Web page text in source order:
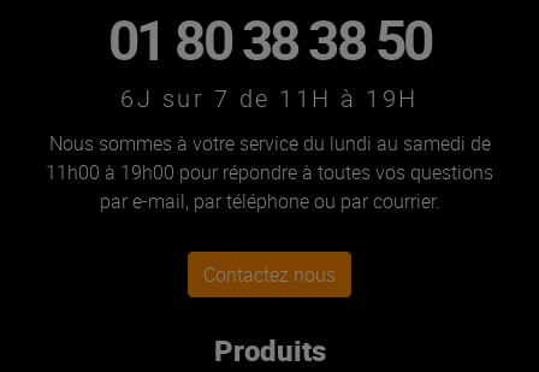
01 80 38 38 50
6J sur 7 de 11H à 19H
Nous sommes à votre service du lundi au samedi de
11h00 à 19h00 pour répondre à toutes vos questions
par e-mail, par téléphone ou par courrier.
Contactez nous
Produits